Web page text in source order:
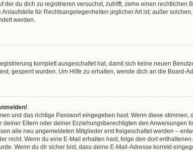
der du dich zu registrieren versuchst, zutrifft, ziehe einen
für Rechtsangelegenheiten jeglicher Art ist; außer
werden.
komplett ausgeschaltet hat, damit sich keine neuen
gesperrt wurden. Um Hilfe zu erhalten, wende dich an die Board-
und das richtige Passwort eingegeben hast. Wenn diese stimmen,
deiner Eltern oder deiner Erziehungsberechtigten den Anweisungen
alle neu angemeldeten Mitglieder erst freigeschaltet werden –
nicht. Wenn du eine E-Mail erhalten hast, folge den dort
Wenn du dir sicher bist, dass deine E-Mail-Adresse korrekt